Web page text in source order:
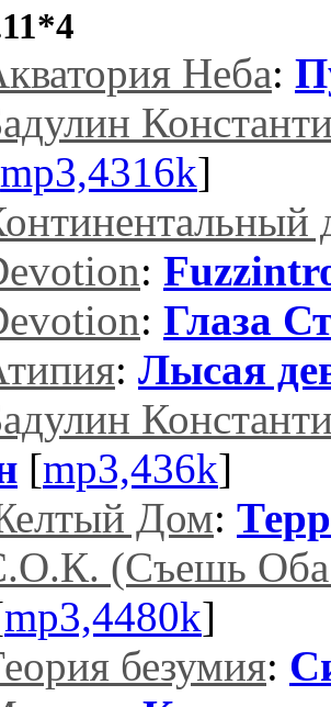
Неба:
mp3,4316k]
:
: Глаза
: Лысая
[mp3,436k]
Дом:
(Съешь Оба
mp3,4480k]
безумия: